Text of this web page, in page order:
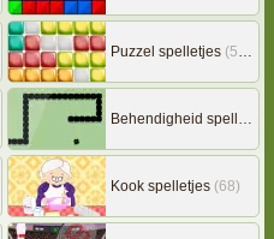
Puzzel spelletjes (507)
Behendigheid spelletjes
Kook spelletjes (68)